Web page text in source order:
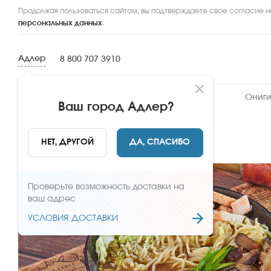
Продолжая пользоваться сайтом, вы подтверждаете свое согласие
персональных данных.
Адлер
Ваш город Адлер?
НЕТ, ДРУГОЙ ДА, СПАСИБО
Проверьте возможность доставки на
ваш адрес
УСЛОВИЯ ДОСТАВКИ
8 800 707 3910
НАЗАД